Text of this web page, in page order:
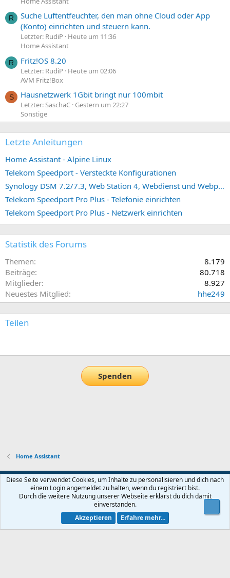
R
Suche Luftentfeuchter, den man ohne Cloud oder App
(Konto) einrichten und steuern kann.
Letzter: RudiP
Heute um 11:36
Home Assistant
R Fritz!OS 8.20
Letzter: RudiP
Heute um 02:06
AVM Fritz!Box
S Hausnetzwerk 1Gbit bringt nur 100mbit
Letzter: SaschaC Gestern um 22:27
Sonstige
Letzte Anleitungen
Home Assistant - Alpine Linux
Telekom Speedport - Versteckte Konfigurationen
Synology DSM 7.2/7.3, Web Station 4, Webdienst und Webportal erstellen (ehemals vHost)
Telekom Speedport Pro Plus - Telefonie einrichten
Telekom Speedport Pro Plus - Netzwerk einrichten
Statistik des Forums
Themen
8.179
Beiträge
80.718
Mitglieder
8.927
Neuestes Mitglied
hhe249
Teilen
Spenden
Home Assistant
Default-Theme
Nutzungsbedingungen
Datenschutz Hilfe und Impressum Start
Community platform by XenForo® © 2010-2026 XenForo Ltd.
Diese Seite verwendet Cookies, um Inhalte zu personalisieren und dich nach
einem Login angemeldet zu halten, wenn du registriert bist.
Durch die weitere Nutzung unserer Webseite erklärst du dich damit
einverstanden.
Akzeptieren
Erfahre mehr...